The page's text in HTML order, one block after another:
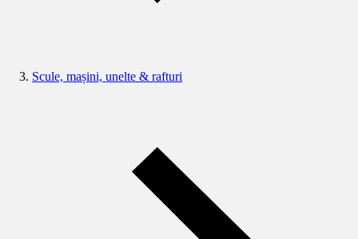
Scule, mașini, unelte & rafturi